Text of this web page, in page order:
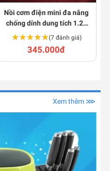
Nồi cơm điện mini đa năng
chống dính dung tích 1.2L
BA732
★★★★★
★★★★★(7 đánh giá)
345.000đ
Xem thêm ⋙